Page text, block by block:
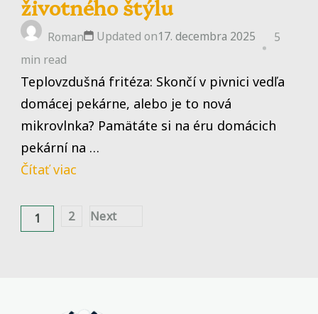
životného štýlu
Roman Updated on17. decembra 2025
5
min read
Teplovzdušná fritéza: Skončí v pivnici vedľa
domácej pekárne, alebo je to nová
mikrovlnka? Pamätáte si na éru domácich
pekární na …
Čítať viac
Stránkovanie
príspevkov
Page
1 Page
2 Next